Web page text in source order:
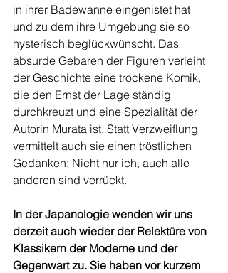
in ihrer Badewanne eingenistet hat
und zu dem ihre Umgebung sie so
hysterisch beglückwünscht. Das
absurde Gebaren der Figuren verleiht
der Geschichte eine trockene Komik,
die den Ernst der Lage ständig
durchkreuzt und eine Spezialität der
Autorin Murata ist. Statt Verzweiflung
vermittelt auch sie einen tröstlichen
Gedanken: Nicht nur ich, auch alle
anderen sind verrückt.
In der Japanologie wenden wir uns
derzeit auch wieder der Relektüre von
Klassikern der Moderne und der
Gegenwart zu. Sie haben vor kurzem